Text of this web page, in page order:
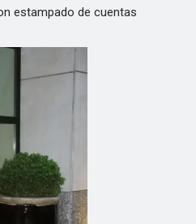
estampado de cuentas